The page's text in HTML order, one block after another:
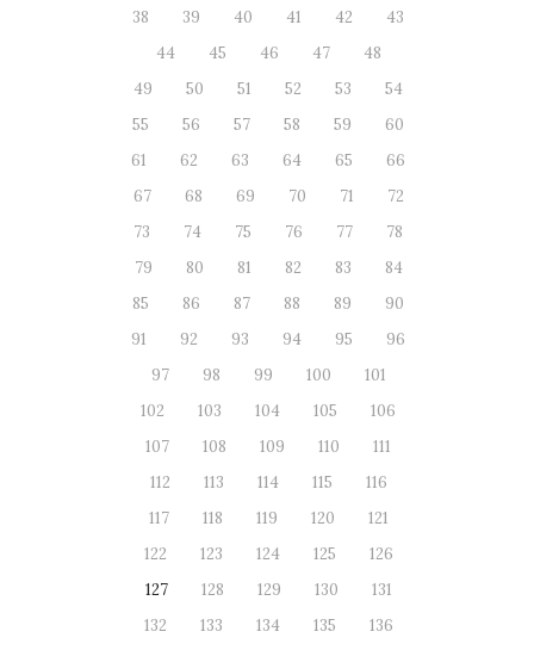
38 39 40 41 42
43
44
45 46 47
48
49
50 51 52 53
54
55
56 57 58 59
60
61
62 63 64 65
66
67
68 69 70 71
72
73
74 75 76 77
78
79
80 81 82 83
84
85
86 87 88 89
90
91
92 93 94 95
96
97
98 99 100
101
102
103 104 105
106
107
108 109 110
111
112
113 114 115
116
117
118 119 120
121
122
123 124 125
126
127
128 129 130
131
132
133 134 135
136